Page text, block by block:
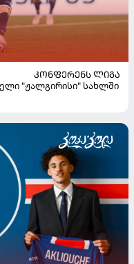
ᲙᲝᲜᲤᲔᲠᲔᲜᲡ ᲚᲘᲒᲐ
"ჟალგირისი" სახლში